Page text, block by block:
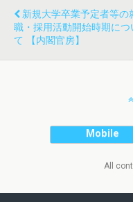
新規大学卒業予定者等の
職・採用活動開始時期につ
て 【内閣官房】
Mobile
All